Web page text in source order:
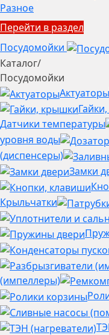
Разное
Перейти в раздел
Посудомойки
Каталог/
Посудомойки
Актуаторы
Датчики температуры
уровня воды
(диспенсеры)
Замки
Крыльчатки
(импеллеры)